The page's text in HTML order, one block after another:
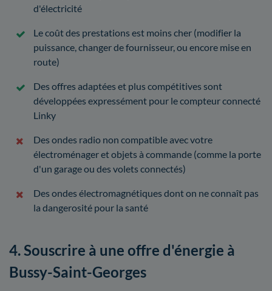
d'électricité
Le coût des prestations est moins cher (modifier la
puissance, changer de fournisseur, ou encore mise en
route)
Des offres adaptées et plus compétitives sont
développées expressément pour le compteur connecté
Linky
Des ondes radio non compatible avec votre
électroménager et objets à commande (comme la porte
d'un garage ou des volets connectés)
Des ondes électromagnétiques dont on ne connaît pas
la dangerosité pour la santé
4. Souscrire à une offre d'énergie à
Bussy-Saint-Georges